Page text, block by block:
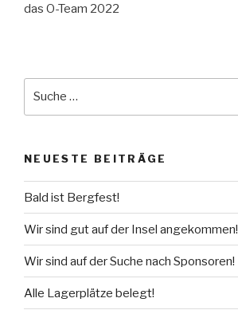
das O-Team 2022
NEUESTE BEITRÄGE
Bald ist Bergfest!
Wir sind gut auf der Insel angekommen!
Wir sind auf der Suche nach Sponsoren!
Alle Lagerplätze belegt!